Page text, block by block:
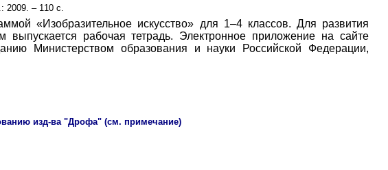
2009. – 110 с.
«Изобразительное искусство» для 1–4 классов. Для развития
выпускается рабочая тетрадь. Электронное приложение на сайте
Министерством образования и науки Российской Федерации,
изд-ва "Дрофа" (см. примечание)